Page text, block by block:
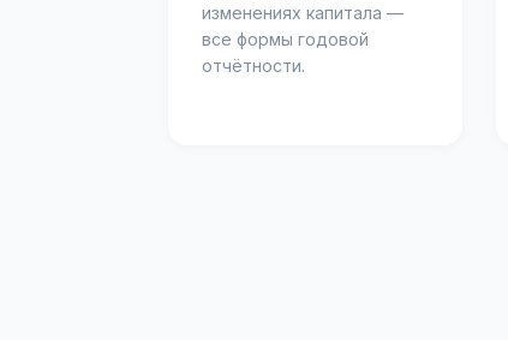
изменениях капитала —
все формы годовой
отчётности.